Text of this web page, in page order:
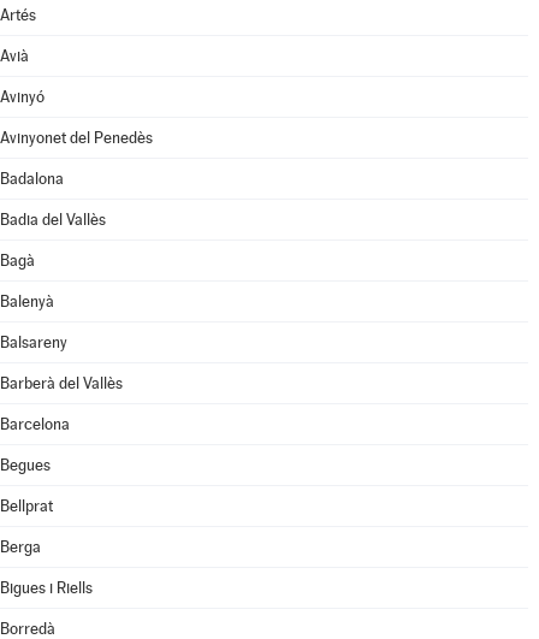
Artés
Avià
Avinyó
Avinyonet del Penedès
Badalona
Badia del Vallès
Bagà
Balenyà
Balsareny
Barberà del Vallès
Barcelona
Begues
Bellprat
Berga
Bigues i Riells
Borredà